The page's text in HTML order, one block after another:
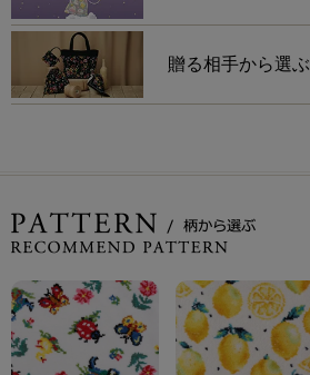
贈る相手から選ぶ